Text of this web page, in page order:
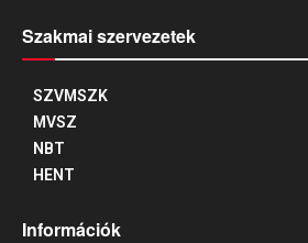
Szakmai szervezetek
SZVMSZK
MVSZ
NBT
HENT
Információk